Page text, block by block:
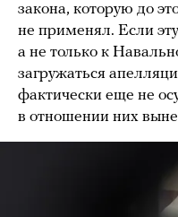
закона, которую до
не применял. Если
а не только к
загружаться
фактически еще не
в отношении них